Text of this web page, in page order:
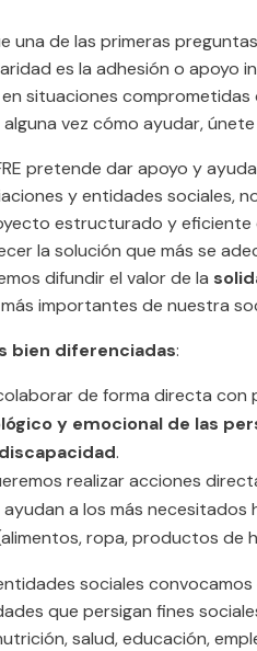
una de las primeras
es la adhesión o apoyo
situaciones comprometidas
vez cómo ayudar,
pretende dar apoyo y
y entidades sociales,
estructurado y eficiente
la solución que más se
difundir el valor de la
importantes de nuestra
bien diferenciadas:
de forma directa con
y emocional de las
.
realizar acciones
a los más necesitados
ropa, productos de
sociales convocamos
que persigan fines
salud, educación,